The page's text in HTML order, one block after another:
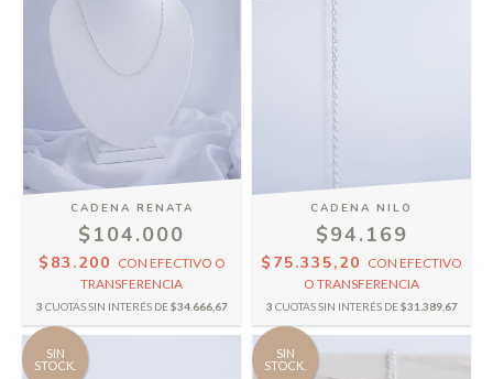
CADENA RENATA
$104.000
$83.200 CON EFECTIVO O
TRANSFERENCIA
3 CUOTAS SIN INTERÉS DE$34.666,67
CADENA NILO
$94.169
$75.335,20 CON EFECTIVO
O TRANSFERENCIA
3 CUOTAS SIN INTERÉS DE$31.389,67
SIN
STOCK.
SIN
STOCK.